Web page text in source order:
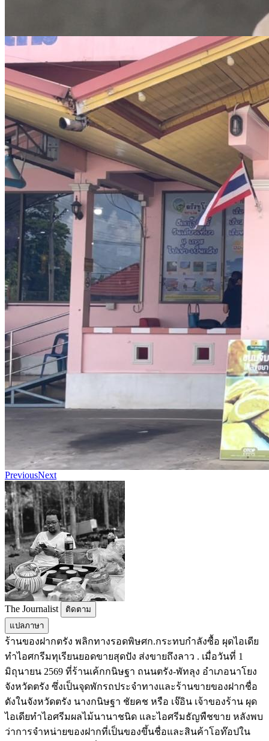
PreviousNext
The Journalist
ติดตาม
แปลภาษา
ร้านของฝากตรัง พลิกทางรอดพิษศก.กระทบกำลังซื้อ ผุดไอเดีย
ทำไอศกรีมทุเรียนยอดขายสุดปัง ส่งขายถึงลาว . เมื่อวันที่ 1
มิถุนายน 2569 ที่ร้านเค้กกนิษฐา ถนนตรัง-พัทลุง อำเภอนาโยง
จังหวัดตรัง ซึ่งเป็นจุดพักรถประจำทางและร้านขายของฝากชื่อ
ดังในจังหวัดตรัง นางกนิษฐา ชัยคช หรือ เจ๊อิน เจ้าของร้าน ผุด
ไอเดียทำไอศรีมผลไม้นานาชนิด และไอศรีมธัญพืชขาย หลังพบ
ว่าการจำหน่ายของฝากที่เป็นของขึ้นชื่อและสินค้าโอท๊อปใน